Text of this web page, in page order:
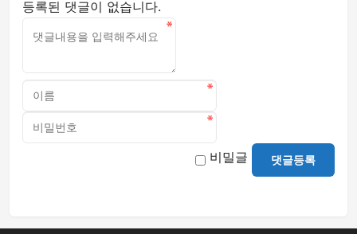
등록된 댓글이 없습니다.
비밀글 댓글등록